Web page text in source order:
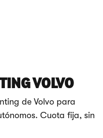
VOLVO
de Volvo para
Cuota fija, sin